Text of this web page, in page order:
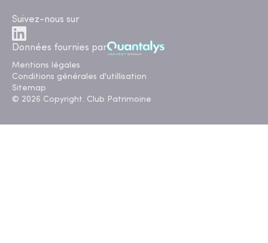
Suivez-nous sur
Données fournies par
Mentions légales
Conditions générales d'utillisation
Sitemap
© 2026 Copyright. Club Patrimoine